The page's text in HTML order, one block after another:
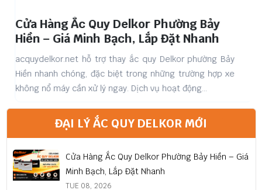
Cửa Hàng Ắc Quy Delkor Phường Bảy
Hiền – Giá Minh Bạch, Lắp Đặt Nhanh
acquydelkor.net hỗ trợ thay ắc quy Delkor phường Bảy
Hiền nhanh chóng, đặc biệt trong những trường hợp xe
không nổ máy cần xử lý ngay. Dịch vụ hoạt động...
ĐẠI LÝ ẮC QUY DELKOR MỚI
Cửa Hàng Ắc Quy Delkor Phường Bảy Hiền – Giá
Minh Bạch, Lắp Đặt Nhanh
TUE 08, 2026